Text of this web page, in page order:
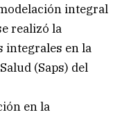
integral
realizó la
integrales en la
(Saps) del
en la